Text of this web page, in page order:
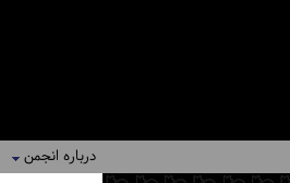
درباره انجمن